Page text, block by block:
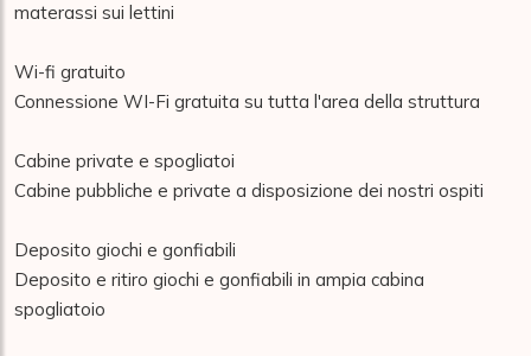
materassi sui lettini
Wi-fi gratuito
Connessione WI-Fi gratuita su tutta l'area della struttura
Cabine private e spogliatoi
Cabine pubbliche e private a disposizione dei nostri ospiti
Deposito giochi e gonfiabili
Deposito e ritiro giochi e gonfiabili in ampia cabina
spogliatoio